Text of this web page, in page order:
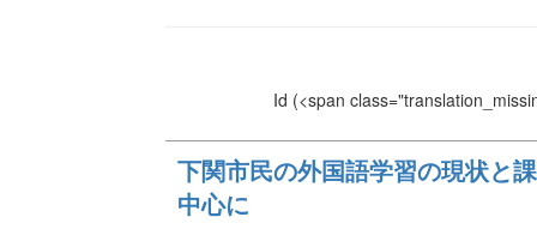
Id (<span
下関市民の外国語学習の現状と
中心に